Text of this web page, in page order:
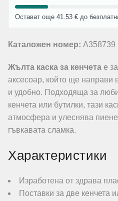
Остават още 41.53 € до
Каталожен номер: A358739
Жълта каска за кенчета е
аксесоар, който ще направи
и удобно. Подходяща за
кенчета или бутилки, тази
атмосфера и улеснява
гъвкавата сламка.
Характеристики
Изработена от здрава
Поставки за две кенчета